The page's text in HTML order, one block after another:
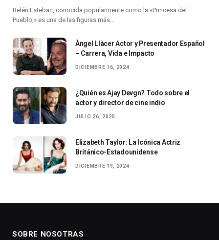
Belén Esteban, conocida popularmente como la «Princesa del
Pueblo,» es una de las figuras más…
Àngel Llàcer Actor y Presentador Español
– Carrera, Vida e Impacto
DICIEMBRE 16, 2024
¿Quién es Ajay Devgn? Todo sobre el
actor y director de cine indio
JULIO 26, 2025
Elizabeth Taylor: La Icónica Actriz
Británico-Estadounidense
DICIEMBRE 19, 2024
SOBRE NOSOTRAS